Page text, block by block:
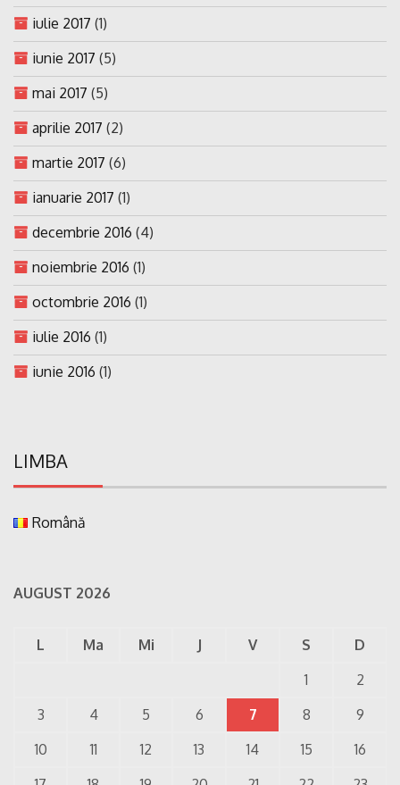
iulie 2017 (1)
iunie 2017 (5)
mai 2017 (5)
aprilie 2017 (2)
martie 2017 (6)
ianuarie 2017 (1)
decembrie 2016 (4)
noiembrie 2016 (1)
octombrie 2016 (1)
iulie 2016 (1)
iunie 2016 (1)
LIMBA
Română
AUGUST 2026
L Ma Mi J V S
D
1
2
3
4 5 6 7 8
9
10
11 12 13 14 15
16